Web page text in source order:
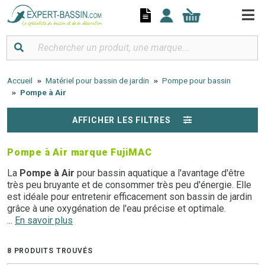
Accueil Matériel pour bassin de jardin
Pompe pour bassin
Pompe à Air
AFFICHER LES FILTRES
Pompe à Air marque FujiMAC
La Pompe à Air pour bassin aquatique a l'avantage d'être
très peu bruyante et de consommer très peu d'énergie. Elle
est idéale pour entretenir efficacement son bassin de jardin
grâce à une oxygénation de l'eau précise et optimale.
Plusieurs modèles et plusieurs marques de
votre bassin d'extérieur. La qualité toujours au meilleur prix
avec Expert Bassin !
... En savoir plus
8 PRODUITS TROUVÉS
Panneau de gestion des cookies